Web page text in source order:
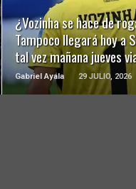
¿Vozinha se hace de
Tampoco llegará hoy a
tal vez mañana jueves
Gabriel Ayala 29 JULIO, 2026